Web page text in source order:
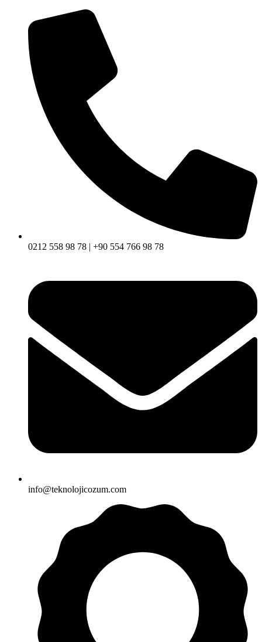
0212 558 98 78 | +90 554 766 98 78
info@teknolojicozum.com